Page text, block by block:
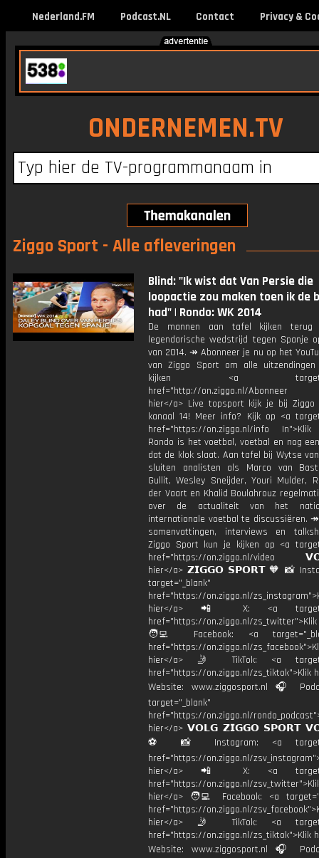
Nederland.FM Podcast.NL Contact Privacy &
ONDERNEMEN.TV
Ziggo Sport - Alle afleveringen
Blind: "Ik wist dat Van Persie die
loopactie zou maken toen ik de
had" | Rondo: WK 2014
De mannen aan tafel kijken
legendarische wedstrijd tegen Spanje
van 2014. ↠ Abonneer je nu op het
van Ziggo Sport om alle
kijken <a
href="http://on.ziggo.nl/
hier</a> Live topsport kijk je bij
kanaal 14! Meer info? Kijk op <a
href="https://on.ziggo.nl/info
Rondo is het voetbal, voetbal en nog
dat de klok slaat. Aan tafel bij Wytse
sluiten analisten als Marco van
Gullit, Wesley Sneijder, Youri Mulder,
der Vaart en Khalid Boulahrouz
over de actualiteit van het
internationale voetbal te discussiëren.
samenvattingen, interviews en
Ziggo Sport kun je kijken op <a
href="https://on.ziggo.nl/video
hier</a> 𝗭𝗜𝗚𝗚𝗢 𝗦𝗣𝗢𝗥𝗧 🧡 📸
target="_blank"
href="https://on.ziggo.nl/
hier</a> 📲 X: <a
href="https://on.ziggo.nl/
🧑‍💻 Facebook: <a
href="https://on.ziggo.nl/
hier</a> 🤳 TikTok: <a
href="https://on.ziggo.nl/zs_tiktok">Klik
Website: www.ziggosport.nl 🎧
target="_blank"
href="https://on.ziggo.nl/
hier</a> 𝗩𝗢𝗟𝗚 𝗭𝗜𝗚𝗚𝗢 𝗦𝗣𝗢𝗥𝗧
⚽️ 📸 Instagram: <a
href="https://on.ziggo.nl/
hier</a> 📲 X: <a
href="https://on.ziggo.nl/
hier</a> 🧑‍💻 Facebook: <a
href="https://on.ziggo.nl/
hier</a> 🤳 TikTok: <a
href="https://on.ziggo.nl/zs_tiktok">Klik
Website: www.ziggosport.nl 🎧